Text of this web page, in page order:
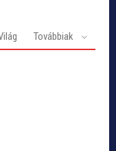
Továbbiak